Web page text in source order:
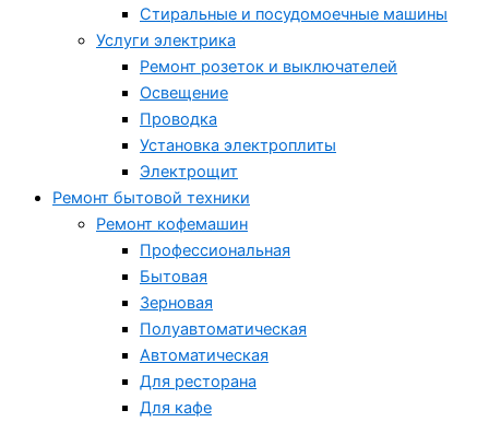
Стиральные и посудомоечные машины
Услуги электрика
Ремонт розеток и выключателей
Освещение
Проводка
Установка электроплиты
Электрощит
Ремонт бытовой техники
Ремонт кофемашин
Профессиональная
Бытовая
Зерновая
Полуавтоматическая
Автоматическая
Для ресторана
Для кафе